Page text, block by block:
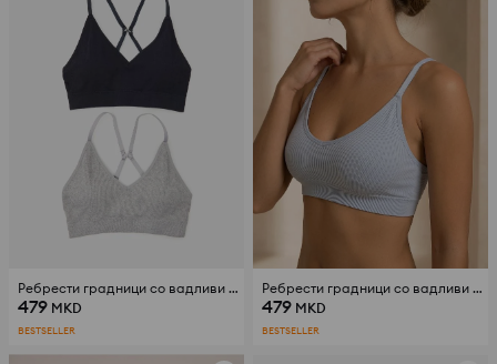
Ребрести градници со вадливи корпи сет 2 парчиња
479 MKD
BESTSELLER
Ребрести градници со вадливи корпи сет 2 парчиња
479 MKD
BESTSELLER